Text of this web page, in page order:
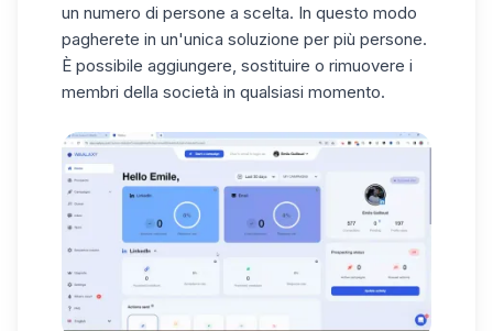
un numero di persone a scelta. In questo modo
pagherete in un'unica soluzione per più persone.
È possibile aggiungere, sostituire o rimuovere i
membri della società in qualsiasi momento.